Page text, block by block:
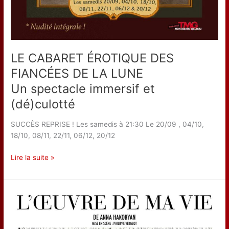
LE CABARET ÉROTIQUE DES
FIANCÉES DE LA LUNE
Un spectacle immersif et
(dé)culotté
SUCCÈS REPRISE ! Les samedis à 21:30 Le 20/09 , 04/10,
18/10, 08/11, 22/11, 06/12, 20/12
LE
ÉROTIQUE
FIANCÉES
Lire la suite »